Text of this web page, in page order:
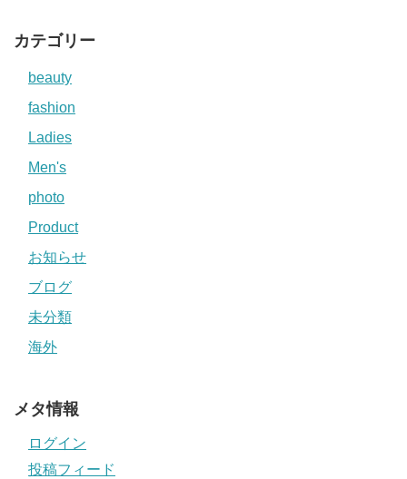
カテゴリー
beauty
fashion
Ladies
Men's
photo
Product
お知らせ
ブログ
未分類
海外
メタ情報
ログイン
投稿フィード